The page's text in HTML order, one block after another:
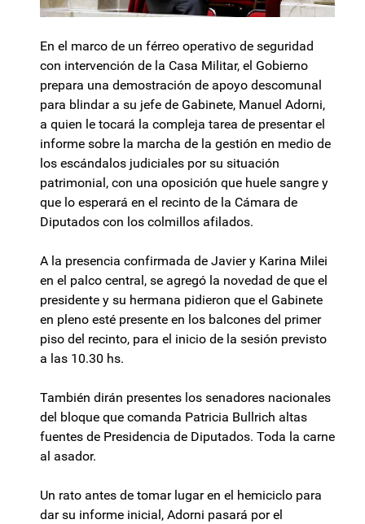
En el marco de un férreo operativo de seguridad
con intervención de la Casa Militar, el Gobierno
prepara una demostración de apoyo descomunal
para blindar a su jefe de Gabinete, Manuel Adorni,
a quien le tocará la compleja tarea de presentar el
informe sobre la marcha de la gestión en medio de
los escándalos judiciales por su situación
patrimonial, con una oposición que huele sangre y
que lo esperará en el recinto de la Cámara de
Diputados con los colmillos afilados.
A la presencia confirmada de Javier y Karina Milei
en el palco central, se agregó la novedad de que el
presidente y su hermana pidieron que el Gabinete
en pleno esté presente en los balcones del primer
piso del recinto, para el inicio de la sesión previsto
a las 10.30 hs.
También dirán presentes los senadores nacionales
del bloque que comanda Patricia Bullrich altas
fuentes de Presidencia de Diputados. Toda la carne
al asador.
Un rato antes de tomar lugar en el hemiciclo para
dar su informe inicial, Adorni pasará por el